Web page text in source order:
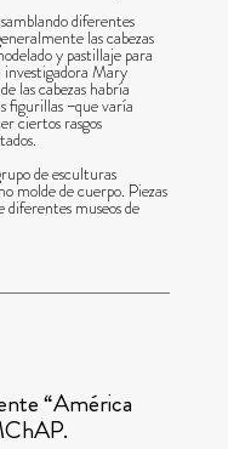
diferentes
las cabezas
y pastillaje para
investigadora Mary
las cabezas habría
figurillas −que varía
ciertos rasgos
de esculturas
molde de cuerpo. Piezas
diferentes museos de
“América